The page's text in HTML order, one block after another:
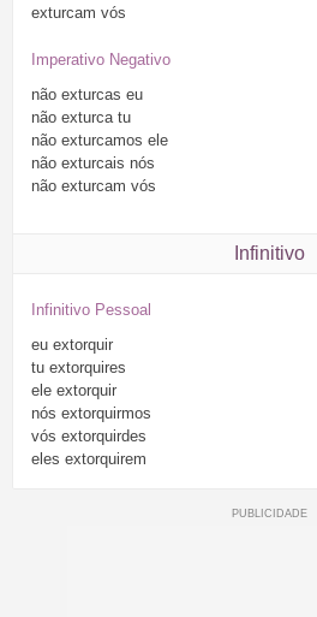
exturcam vós
Imperativo Negativo
não exturcas eu
não exturca tu
não exturcamos ele
não exturcais nós
não exturcam vós
Infinitivo
Infinitivo Pessoal
eu extorquir
tu extorquires
ele extorquir
nós extorquirmos
vós extorquirdes
eles extorquirem